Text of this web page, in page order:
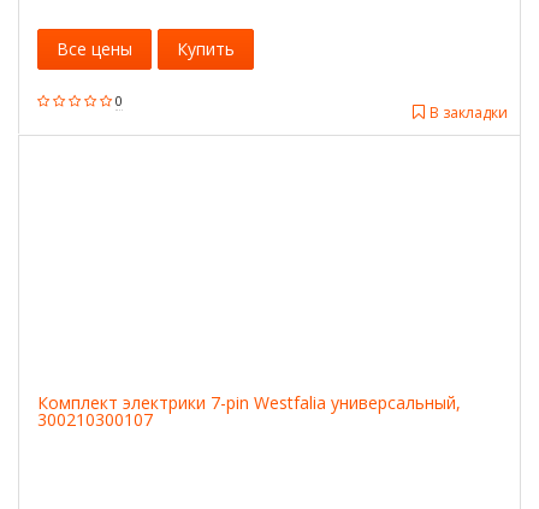
0
В закладки
Все цены Купить
Комплект электрики 7-pin Westfalia универсальный,
300210300107